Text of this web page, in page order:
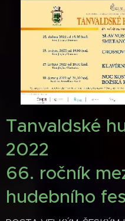
Tanvaldské
2022
66. ročník
hudebního